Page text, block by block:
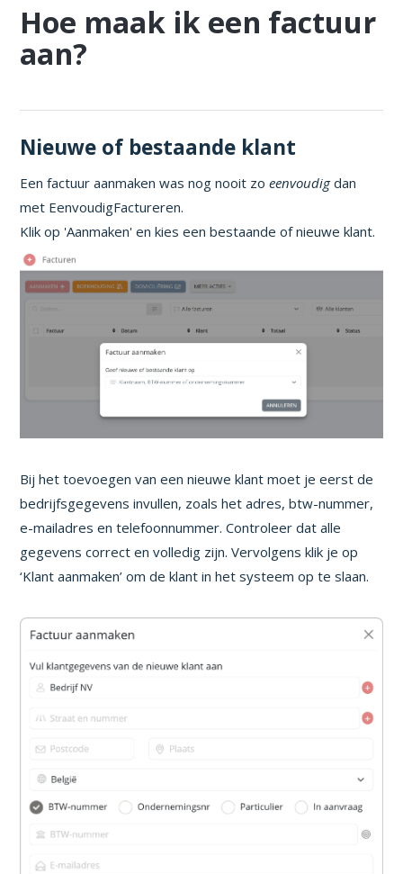
Hoe maak ik een factuur
aan?
Nieuwe of bestaande klant
Een factuur aanmaken was nog nooit zoeenvoudigdan
met EenvoudigFactureren.
Klik op 'Aanmaken' en kies een bestaande of nieuwe klant.
Bij het toevoegen van een nieuwe klant moet je eerst de
bedrijfsgegevens invullen, zoals het adres, btw-nummer,
e-mailadres en telefoonnummer. Controleer dat alle
gegevens correct en volledig zijn. Vervolgens klik je op
‘Klant aanmaken’ om de klant in het systeem op te slaan.